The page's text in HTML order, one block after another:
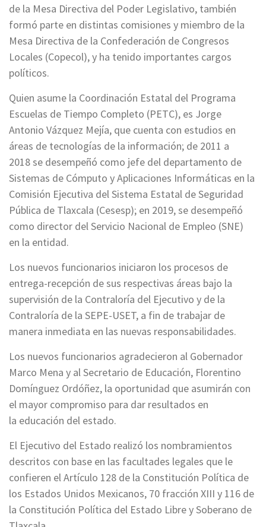
de la Mesa Directiva del Poder Legislativo, también
formó parte en distintas comisiones y miembro de la
Mesa Directiva de la Confederación de Congresos
Locales (Copecol), y ha tenido importantes cargos
políticos.
Quien asume la Coordinación Estatal del Programa
Escuelas de Tiempo Completo (PETC), es Jorge
Antonio Vázquez Mejía, que cuenta con estudios en
áreas de tecnologías de la información; de 2011 a
2018 se desempeñó como jefe del departamento de
Sistemas de Cómputo y Aplicaciones Informáticas en la
Comisión Ejecutiva del Sistema Estatal de Seguridad
Pública de Tlaxcala (Cesesp); en 2019, se desempeñó
como director del Servicio Nacional de Empleo (SNE)
en la entidad.
Los nuevos funcionarios iniciaron los procesos de
entrega-recepción de sus respectivas áreas bajo la
supervisión de la Contraloría del Ejecutivo y de la
Contraloría de la SEPE-USET, a fin de trabajar de
manera inmediata en las nuevas responsabilidades.
Los nuevos funcionarios agradecieron al Gobernador
Marco Mena y al Secretario de Educación, Florentino
Domínguez Ordóñez, la oportunidad que asumirán con
el mayor compromiso para dar resultados en
la educación del estado.
El Ejecutivo del Estado realizó los nombramientos
descritos con base en las facultades legales que le
confieren el Artículo 128 de la Constitución Política de
los Estados Unidos Mexicanos, 70 fracción XIII y 116 de
la Constitución Política del Estado Libre y Soberano de